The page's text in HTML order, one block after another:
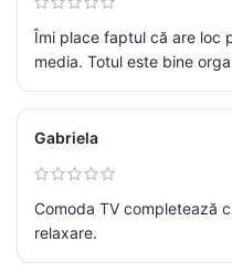
Îmi place faptul că are loc
media. Totul este bine
Gabriela
Comoda TV completează
relaxare.